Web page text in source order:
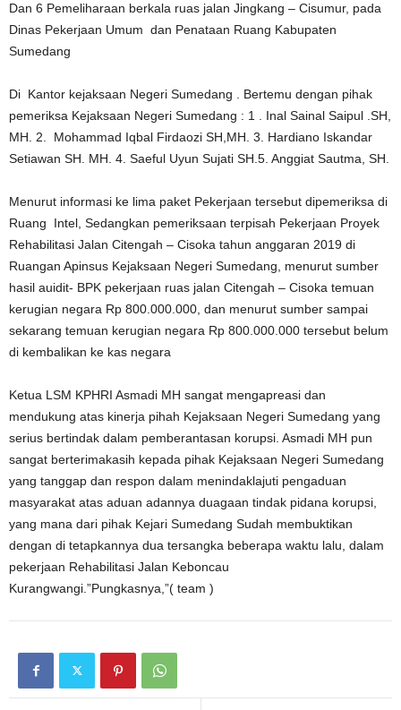
Dan 6 Pemeliharaan berkala ruas jalan Jingkang – Cisumur, pada
Dinas Pekerjaan Umum dan Penataan Ruang Kabupaten
Sumedang
Di Kantor kejaksaan Negeri Sumedang . Bertemu dengan pihak
pemeriksa Kejaksaan Negeri Sumedang : 1 . Inal Sainal Saipul .SH,
MH. 2. Mohammad Iqbal Firdaozi SH,MH. 3. Hardiano Iskandar
Setiawan SH. MH. 4. Saeful Uyun Sujati SH.5. Anggiat Sautma, SH.
Menurut informasi ke lima paket Pekerjaan tersebut dipemeriksa di
Ruang Intel, Sedangkan pemeriksaan terpisah Pekerjaan Proyek
Rehabilitasi Jalan Citengah – Cisoka tahun anggaran 2019 di
Ruangan Apinsus Kejaksaan Negeri Sumedang, menurut sumber
hasil auidit- BPK pekerjaan ruas jalan Citengah – Cisoka temuan
kerugian negara Rp 800.000.000, dan menurut sumber sampai
sekarang temuan kerugian negara Rp 800.000.000 tersebut belum
di kembalikan ke kas negara
Ketua LSM KPHRI Asmadi MH sangat mengapreasi dan
mendukung atas kinerja pihah Kejaksaan Negeri Sumedang yang
serius bertindak dalam pemberantasan korupsi. Asmadi MH pun
sangat berterimakasih kepada pihak Kejaksaan Negeri Sumedang
yang tanggap dan respon dalam menindaklajuti pengaduan
masyarakat atas aduan adannya duagaan tindak pidana korupsi,
yang mana dari pihak Kejari Sumedang Sudah membuktikan
dengan di tetapkannya dua tersangka beberapa waktu lalu, dalam
pekerjaan Rehabilitasi Jalan Keboncau
Kurangwangi.”Pungkasnya,”( team )